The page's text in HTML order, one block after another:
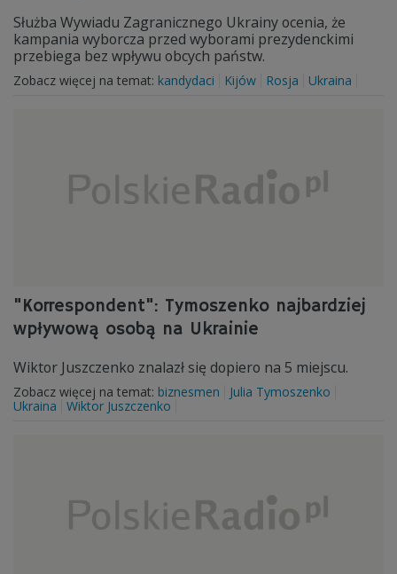
Służba Wywiadu Zagranicznego Ukrainy ocenia, że
kampania wyborcza przed wyborami prezydenckimi
przebiega bez wpływu obcych państw.
Zobacz więcej na temat: kandydaci Kijów Rosja Ukraina
"Korrespondent": Tymoszenko najbardziej
wpływową osobą na Ukrainie
Wiktor Juszczenko znalazł się dopiero na 5 miejscu.
Zobacz więcej na temat: biznesmen
Julia Tymoszenko
Ukraina
Wiktor Juszczenko